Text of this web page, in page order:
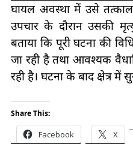
घायल अवस्था में उसे
उपचार के दौरान उसकी
बताया कि पूरी घटना की
जा रही है तथा आवश्यक
रही है। घटना के बाद क्षेत्र में
Share This:
Facebook X